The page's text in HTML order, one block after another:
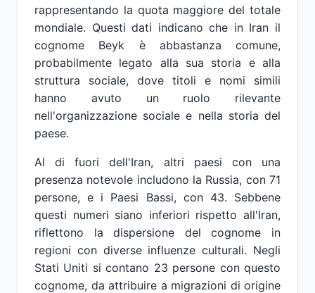
rappresentando la quota maggiore del totale
mondiale. Questi dati indicano che in Iran il
cognome Beyk è abbastanza comune,
probabilmente legato alla sua storia e alla
struttura sociale, dove titoli e nomi simili
hanno avuto un ruolo rilevante
nell'organizzazione sociale e nella storia del
paese.
Al di fuori dell'Iran, altri paesi con una
presenza notevole includono la Russia, con 71
persone, e i Paesi Bassi, con 43. Sebbene
questi numeri siano inferiori rispetto all'Iran,
riflettono la dispersione del cognome in
regioni con diverse influenze culturali. Negli
Stati Uniti si contano 23 persone con questo
cognome, da attribuire a migrazioni di origine